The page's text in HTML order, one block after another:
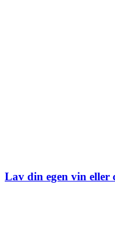
Lav din egen vin eller